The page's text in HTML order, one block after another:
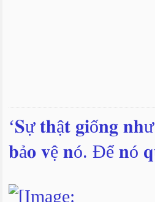
‘𝐒ự 𝐭𝐡ậ𝐭 𝐠𝐢ố𝐧𝐠
𝐛ả𝐨 𝐯ệ 𝐧ó. Để 𝐧ó